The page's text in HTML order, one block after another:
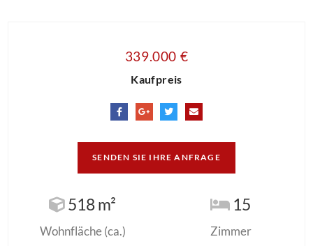
339.000 €
Kaufpreis
SENDEN SIE IHRE ANFRAGE
518 m²
Wohnfläche (ca.)
15
Zimmer